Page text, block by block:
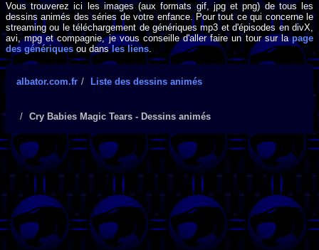
Vous trouverez ici les images (aux formats gif, jpg et png) de tous les
dessins animés des séries de votre enfance. Pour tout ce qui concerne le
streaming ou le téléchargement de génériques mp3 et d'épisodes en divX,
avi, mpg et compagnie, je vous conseille d'aller faire un tour sur lapage
des génériques ou dansles liens.
albator.com.fr Liste des dessins animés
Cry Babies Magic Tears - Dessins animés